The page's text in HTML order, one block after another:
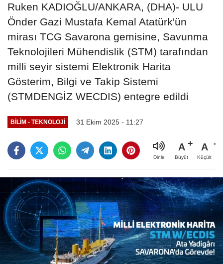
Ruken KADIOĞLU/ANKARA, (DHA)- ULU
Önder Gazi Mustafa Kemal Atatürk'ün
mirası TCG Savarona gemisine, Savunma
Teknolojileri Mühendislik (STM) tarafından
milli seyir sistemi Elektronik Harita
Gösterim, Bilgi ve Takip Sistemi
(STMDENGİZ WECDIS) entegre edildi
BILIM - TEKNOLOJI 31 Ekim 2025 - 11:27
Dinle
A
Büyüt
A
Küçült